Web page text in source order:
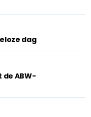
dag
ABW-